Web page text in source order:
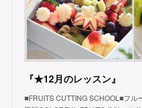
『★12月のレッスン』
■FRUITS CUTTING SCHOOL■フル